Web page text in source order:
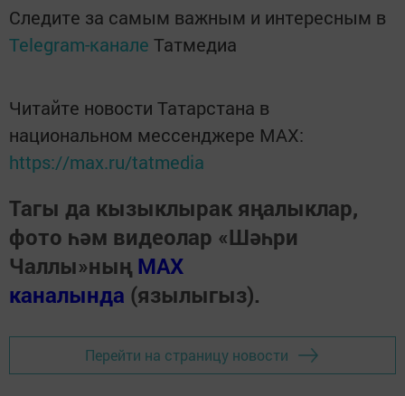
Следите за самым важным и интересным в
Telegram-канале Татмедиа
Читайте новости Татарстана в
национальном мессенджере MАХ:
https://max.ru/tatmedia
Тагы да кызыклырак яңалыклар,
фото һәм видеолар «Шәһри
Чаллы»ның MAX
каналында (язылыгыз).
Перейти на страницу новости